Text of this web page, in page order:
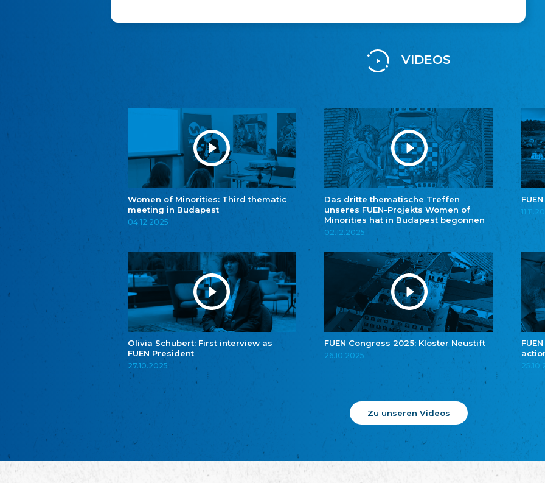
VIDEOS
Women of Minorities: Third thematic
meeting in Budapest
04.12.2025
Das dritte thematische Treffen
unseres FUEN-Projekts Women of
Minorities hat in Budapest begonnen
02.12.2025
Olivia Schubert: First interview as
FUEN President
27.10.2025
FUEN Congress 2025: Kloster Neustift
26.10.2025
Zu unseren Videos